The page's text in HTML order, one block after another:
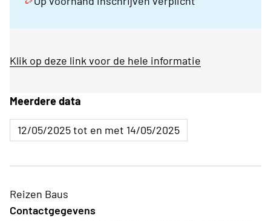
Klik op deze link voor de hele informatie
Meerdere data
12/05/2025 tot en met 14/05/2025
Reizen Baus
Contactgegevens